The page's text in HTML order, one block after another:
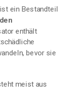
ein Bestandteil
den
enthält
bevor sie
meist aus